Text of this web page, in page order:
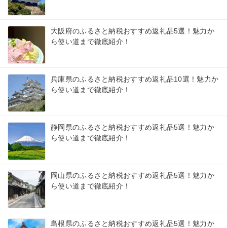
大阪府のふるさと納税おすすめ返礼品5選！魅力か
ら使い道まで徹底紹介！
兵庫県のふるさと納税おすすめ返礼品10選！魅力か
ら使い道まで徹底紹介！
静岡県のふるさと納税おすすめ返礼品5選！魅力か
ら使い道まで徹底紹介！
岡山県のふるさと納税おすすめ返礼品5選！魅力か
ら使い道まで徹底紹介！
島根県のふるさと納税おすすめ返礼品5選！魅力か